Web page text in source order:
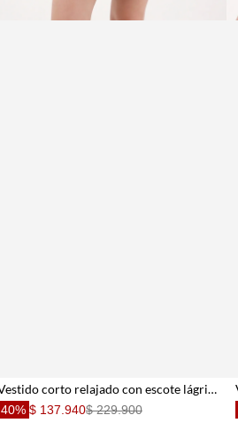
Vestido corto relajado con escote lágrima anudado en verde oliva para mujer
40% $ 137.940$ 229.900